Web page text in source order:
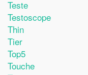
Teste
Testoscope
Thin
Tier
Top5
Touche